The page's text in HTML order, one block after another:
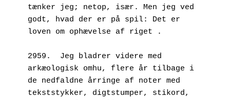
tænker jeg; netop, især. Men jeg ved
godt, hvad der er på spil: Det er
loven om ophævelse af riget .
2959.  Jeg bladrer videre med
arkæologisk omhu, flere år tilbage i
de nedfaldne årringe af noter med
tekststykker, digtstumper, stikord,